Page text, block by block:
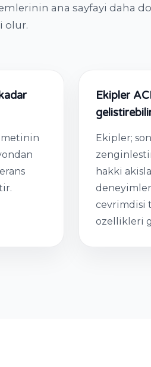
ana sayfayi daha
olur.
Ekipler
Ekipler;
hakki
cevrimdisi
ozellikleri